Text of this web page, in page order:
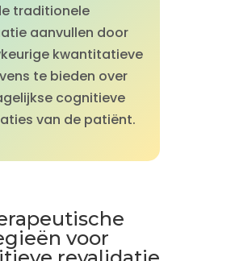
traditionele
aanvullen door
kwantitatieve
te bieden over
cognitieve
van de patiënt.
voor